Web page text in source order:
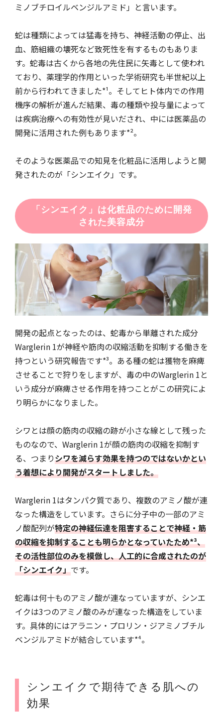
ミノブチロイルベンジルアミド」と言います。
蛇は種類によっては猛毒を持ち、神経活動の停止、出
血、筋組織の壊死など致死性を有するものもありま
す。蛇毒は古くから各地の先住民に矢毒として使われ
ており、薬理学的作用といった学術研究も半世紀以上
前から行われてきました*¹。そしてヒト体内での作用
機序の解析が進んだ結果、毒の種類や投与量によって
は疾病治療への有効性が見いだされ、中には医薬品の
開発に活用された例もあります*²。
そのような医薬品での知見を化粧品に活用しようと開
発されたのが「シンエイク」です。
「シンエイク」は化粧品のために開発
された美容成分
開発の起点となったのは、蛇毒から単離された成分
Warglerin 1が神経や筋肉の収縮活動を抑制する働きを
持つという研究報告です*³。ある種の蛇は獲物を麻痺
させることで狩りをしますが、毒の中のWarglerin 1と
いう成分が麻痺させる作用を持つことがこの研究によ
り明らかになりました。
シワとは顔の筋肉の収縮の跡が小さな線として残った
ものなので、Warglerin 1が顔の筋肉の収縮を抑制す
る、つまりシワを減らす効果を持つのではないかとい
う着想により開発がスタートしました。
Warglerin 1はタンパク質であり、複数のアミノ酸が連
なった構造をしています。さらに分子中の一部のアミ
ノ酸配列が特定の神経伝達を阻害することで神経・筋
の収縮を抑制することも明らかとなっていたため*³、
その活性部位のみを模倣し、人工的に合成されたのが
「シンエイク」です。
蛇毒は何十ものアミノ酸が連なっていますが、シンエ
イクは3つのアミノ酸のみが連なった構造をしていま
す。具体的にはアラニン・プロリン・ジアミノブチル
ベンジルアミドが結合しています*⁴。
シンエイクで期待できる肌への
効果